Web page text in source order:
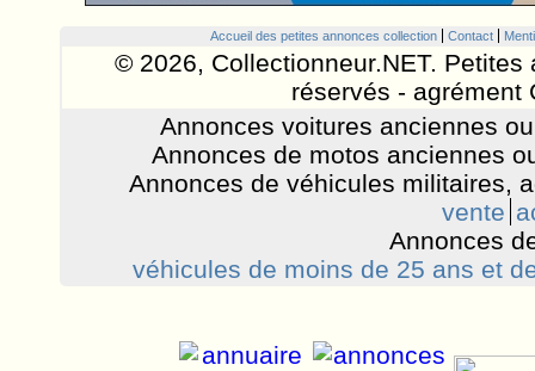
Accueil des petites annonces collection Contact
© 2026, Collectionneur.NET.
réservés - agrément
Annonces voitures anciennes
Annonces de motos anciennes
Annonces de véhicules militaires,
vente
Annonces
véhicules de moins de 25 ans et